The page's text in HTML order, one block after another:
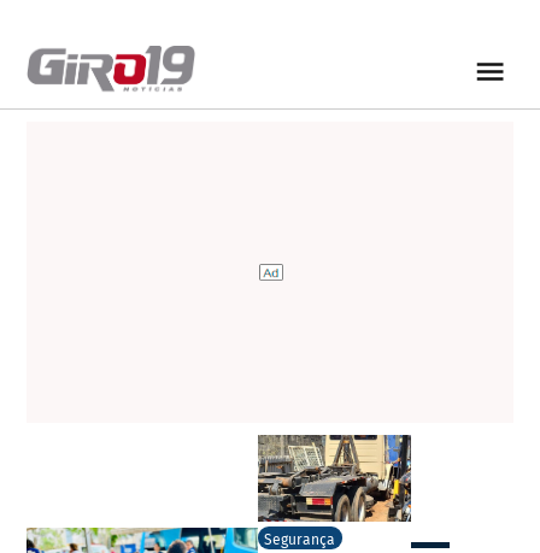
Segurança